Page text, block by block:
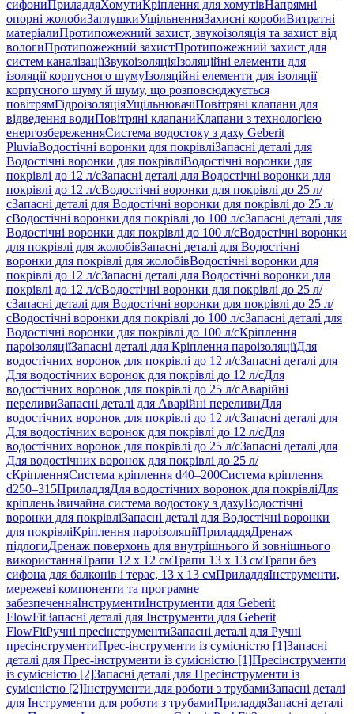
сифониПриладдяХомутиКріплення для хомутівНапрямні
опорні жолобиЗаглушкиУщільненняЗахисні коробиВитратні
матеріалиПротипожежний захист, звукоізоляція та захист від
вологиПротипожежний захистПротипожежний захист для
систем каналізаціїЗвукоізоляціяІзоляційні елементи для
ізоляції корпусного шумуІзоляційні елементи для ізоляції
корпусного шуму й шуму, що розповсюджується
повітрямГідроізоляціяУщільнювачіПовітряні клапани для
відведення водиПовітряні клапаниКлапани з технологією
енергозбереженняСистема водостоку з даху Geberit
PluviaВодостічні воронки для покрівліЗапасні деталі для
Водостічні воронки для покрівліВодостічні воронки для
покрівлі до 12 л/сЗапасні деталі для Водостічні воронки для
покрівлі до 12 л/сВодостічні воронки для покрівлі до 25 л/
сЗапасні деталі для Водостічні воронки для покрівлі до 25 л/
сВодостічні воронки для покрівлі до 100 л/сЗапасні деталі для
Водостічні воронки для покрівлі до 100 л/сВодостічні воронки
для покрівлі для жолобівЗапасні деталі для Водостічні
воронки для покрівлі для жолобівВодостічні воронки для
покрівлі до 12 л/сЗапасні деталі для Водостічні воронки для
покрівлі до 12 л/сВодостічні воронки для покрівлі до 25 л/
сЗапасні деталі для Водостічні воронки для покрівлі до 25 л/
сВодостічні воронки для покрівлі до 100 л/сЗапасні деталі для
Водостічні воронки для покрівлі до 100 л/сКріплення
пароізоляціїЗапасні деталі для Кріплення пароізоляціїДля
водостічних воронок для покрівлі до 12 л/сЗапасні деталі для
Для водостічних воронок для покрівлі до 12 л/сДля
водостічних воронок для покрівлі до 25 л/сАварійні
переливиЗапасні деталі для Аварійні переливиДля
водостічних воронок для покрівлі до 12 л/сЗапасні деталі для
Для водостічних воронок для покрівлі до 12 л/сДля
водостічних воронок для покрівлі до 25 л/сЗапасні деталі для
Для водостічних воронок для покрівлі до 25 л/
сКріпленняСистема кріплення d40–200Система кріплення
d250–315ПриладдяДля водостічних воронок для покрівліДля
кріпленьЗвичайна система водостоку з дахуВодостічні
воронки для покрівліЗапасні деталі для Водостічні воронки
для покрівліКріплення пароізоляціїПриладдяДренаж
підлогиДренаж поверхонь для внутрішнього й зовнішнього
використанняТрапи 12 x 12 смТрапи 13 x 13 смТрапи без
сифона для балконів і терас, 13 x 13 смПриладдяІнструменти,
мережеві компоненти та програмне
забезпеченняІнструментиІнструменти для Geberit
FlowFitЗапасні деталі для Інструменти для Geberit
FlowFitРучні пресінструментиЗапасні деталі для Ручні
пресінструментиПрес-інструменти із сумісністю [1]Запасні
деталі для Прес-інструменти із сумісністю [1]Пресінструменти
із сумісністю [2]Запасні деталі для Пресінструменти із
сумісністю [2]Інструменти для роботи з трубамиЗапасні деталі
для Інструменти для роботи з трубамиПриладдяЗапасні деталі